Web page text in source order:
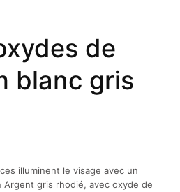
de
blanc gris
illuminent le visage avec un
Argent gris rhodié, avec oxyde de